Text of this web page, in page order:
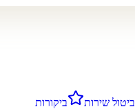
ביטול שירות
ביקורות